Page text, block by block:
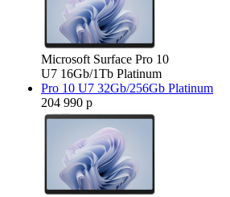
Microsoft Surface Pro 10
U7 16Gb/1Tb Platinum
Pro 10 U7 32Gb/256Gb Platinum
204 990 р